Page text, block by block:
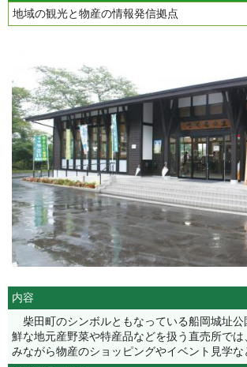
地域の観光と物産の情報発信拠点
内容
柴田町のシンボルともなっている船岡城址公
鮮な地元産野菜や特産品などを扱う直売所では
みながら物産のショッピングやイベント見学な